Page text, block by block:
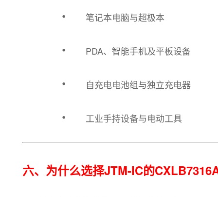
· 笔记本电脑与超极本
· PDA、智能手机及平板设备
· 自充电电池组与独立充电器
· 工业手持设备与电动工具
六、为什么选择JTM-IC的